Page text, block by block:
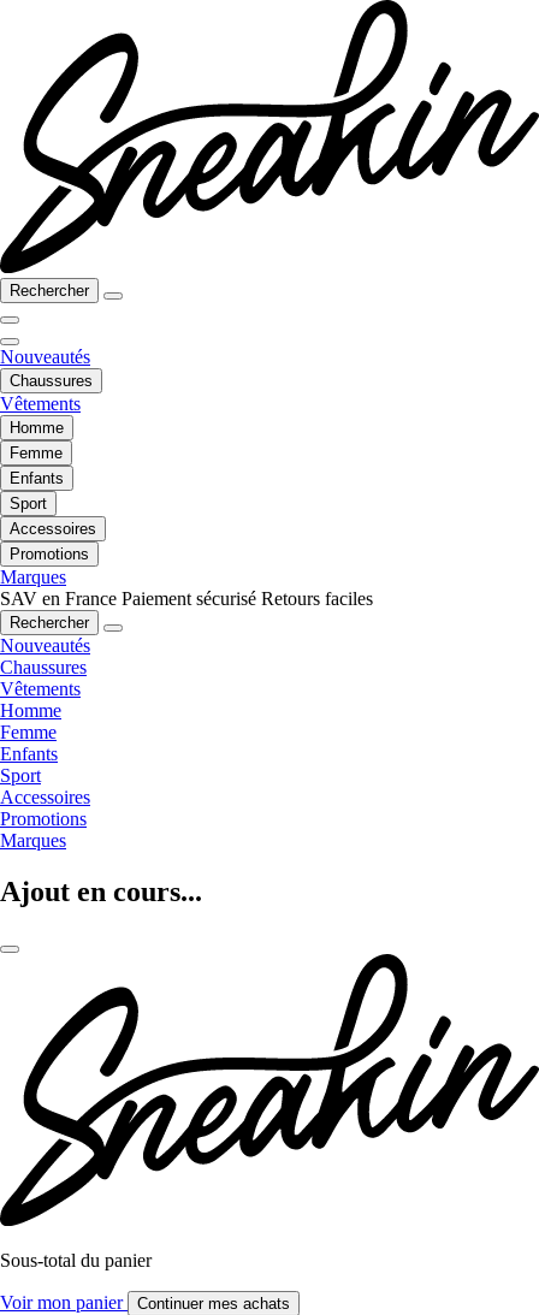
Rechercher
Nouveautés
Chaussures
Vêtements
Homme
Femme
Enfants
Sport
Accessoires
Promotions
Marques
SAV en France Paiement sécurisé Retours faciles
Rechercher
Nouveautés
Chaussures
Vêtements
Homme
Femme
Enfants
Sport
Accessoires
Promotions
Marques
Ajout en cours...
Sous-total du panier
Voir mon panier Continuer mes achats